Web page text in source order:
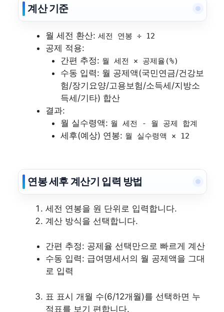
계산 기준
월 세전 환산: 세전 연봉 ÷ 12
공제 적용:
간편 추정: 월 세전 × 공제율(%)
수동 입력: 월 공제액(국민연금/건강보
험/장기요양/고용보험/소득세/지방소
득세/기타) 합산
결과:
월 실수령액: 월 세전 - 월 공제 합계
세후(예상) 연봉: 월 실수령액 × 12
연봉 세후 계산기 입력 방법
세전 연봉을 원 단위로 입력합니다.
계산 방식을 선택합니다.
간편 추정: 공제율 선택만으로 빠르게 계산
수동 입력: 급여명세서의 월 공제액을 그대
로 입력
표 표시 개월 수(6/12개월)를 선택하면 누
적표를 보기 편합니다.